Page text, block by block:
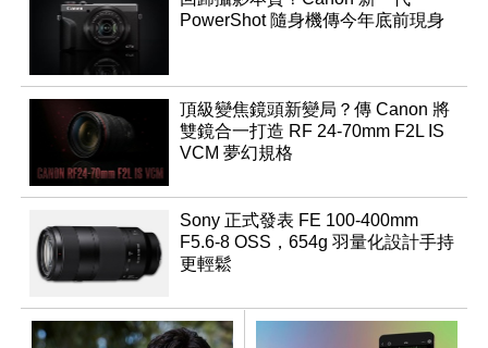
PowerShot 隨身機傳今年底前現身
頂級變焦鏡頭新變局？傳 Canon 將
雙鏡合一打造 RF 24-70mm F2L IS
VCM 夢幻規格
Sony 正式發表 FE 100-400mm
F5.6-8 OSS，654g 羽量化設計手持
更輕鬆